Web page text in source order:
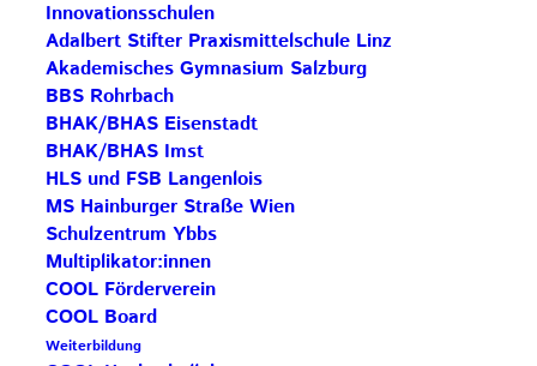
Innovationsschulen
Adalbert Stifter Praxismittelschule Linz
Akademisches Gymnasium Salzburg
BBS Rohrbach
BHAK/BHAS Eisenstadt
BHAK/BHAS Imst
HLS und FSB Langenlois
MS Hainburger Straße Wien
Schulzentrum Ybbs
Multiplikator:innen
COOL Förderverein
COOL Board
Weiterbildung
Cooperativem Offenem Lernen 2025
Zielgruppe:Schulteams bestehend aus mind. 2
Lehrpersonen
1. Lehrgangswoche im Wintersemester 2025
Detailinfos und Curriculum:
in Kooperation mit der PH Wien – bundesweite
Veranstaltung
Anmeldeformular
Mai 2025direkt an katrin.vlcek@phwien.ac.at (Cc:
impulszentrum@cooltrainers.at) senden